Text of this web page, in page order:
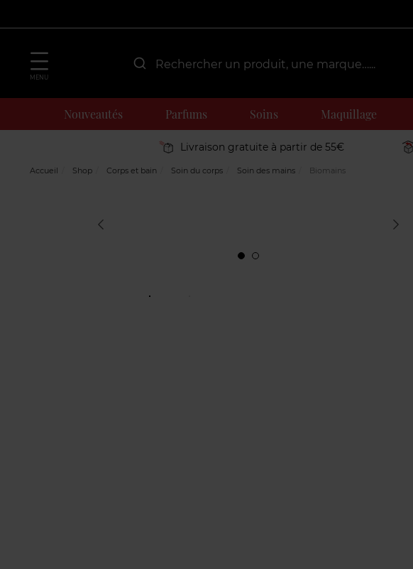
MENU
Nouveautés Parfums Soins Maquillage
Livraison gratuite à partir de 55€
Accueil Shop Corps et bain Soin du corps Soin des mains Biomains